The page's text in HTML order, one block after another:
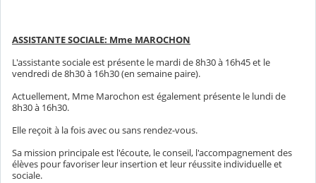
ASSISTANTE SOCIALE: Mme MAROCHON
L'assistante sociale est présente le mardi de 8h30 à 16h45 et le
vendredi de 8h30 à 16h30 (en semaine paire).
Actuellement, Mme Marochon est également présente le lundi de
8h30 à 16h30.
Elle reçoit à la fois avec ou sans rendez-vous.
Sa mission principale est l'écoute, le conseil, l'accompagnement des
élèves pour favoriser leur insertion et leur réussite individuelle et
sociale.